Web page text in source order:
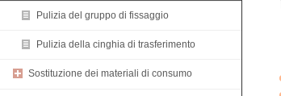
Pulizia del gruppo di fissaggio
Pulizia della cinghia di trasferimento
Sostituzione dei materiali di consumo